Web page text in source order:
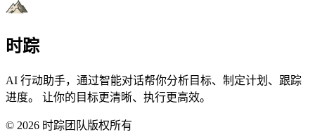
时踪
AI 行动助手，通过智能对话帮你分析目标、制定计划、跟踪
进度。 让你的目标更清晰、执行更高效。
© 2026 时踪团队版权所有